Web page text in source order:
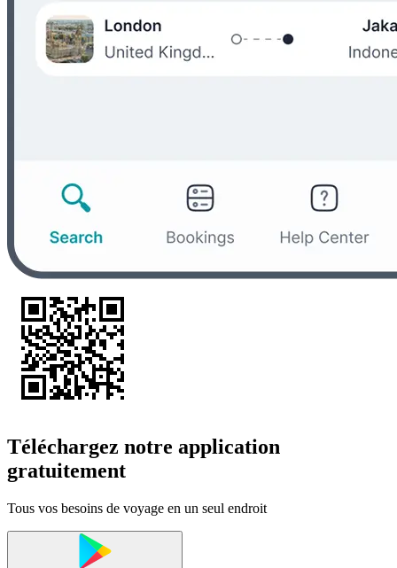
Téléchargez notre application
gratuitement
Tous vos besoins de voyage en un seul endroit